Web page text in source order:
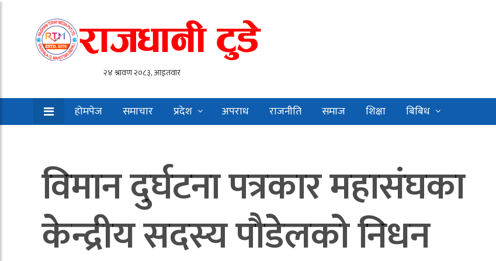
होमपेज समाचार प्रदेश अपराध राजनीति समाज शिक्षा बिबिध
विमान दुर्घटना पत्रकार महासंघका
केन्द्रीय सदस्य पौडेलको निधन